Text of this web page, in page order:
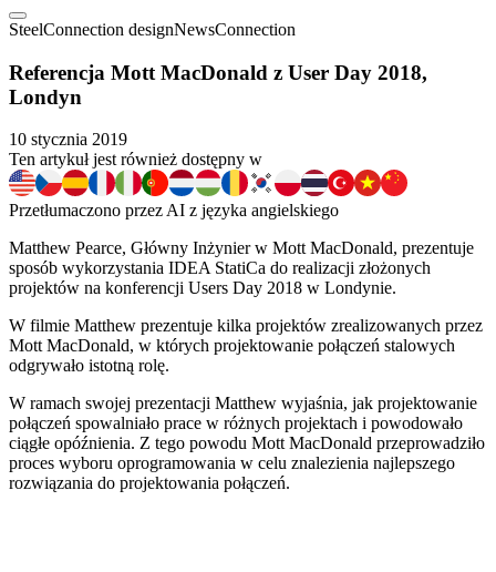
SteelConnection designNewsConnection
Referencja Mott MacDonald z User Day 2018,
Londyn
10 stycznia 2019
Ten artykuł jest również dostępny w
Przetłumaczono przez AI z języka angielskiego
Matthew Pearce, Główny Inżynier w Mott MacDonald, prezentuje
sposób wykorzystania IDEA StatiCa do realizacji złożonych
projektów na konferencji Users Day 2018 w Londynie.
W filmie Matthew prezentuje kilka projektów zrealizowanych przez
Mott MacDonald, w których projektowanie połączeń stalowych
odgrywało istotną rolę.
W ramach swojej prezentacji Matthew wyjaśnia, jak projektowanie
połączeń spowalniało prace w różnych projektach i powodowało
ciągłe opóźnienia. Z tego powodu Mott MacDonald przeprowadziło
proces wyboru oprogramowania w celu znalezienia najlepszego
rozwiązania do projektowania połączeń.